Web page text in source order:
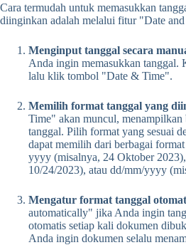
Cara termudah untuk memasukkan
diinginkan adalah melalui fitur "Date
Menginput tanggal secara
Anda ingin memasukkan
lalu klik tombol "Date & Time".
Memilih format tanggal yang
Time" akan muncul,
tanggal. Pilih format yang sesuai
dapat memilih dari berbagai
yyyy (misalnya, 24 Oktober
10/24/2023), atau dd/mm/yyyy
Mengatur format tanggal
automatically" jika Anda ingin
otomatis setiap kali dokumen
Anda ingin dokumen selalu